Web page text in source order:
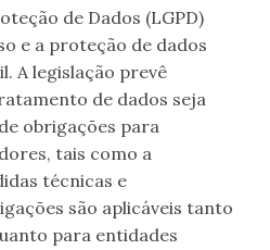
de Dados (LGPD)
e a proteção de dados
A legislação prevê
de dados seja
obrigações para
tais como a
técnicas e
são aplicáveis tanto
para entidades